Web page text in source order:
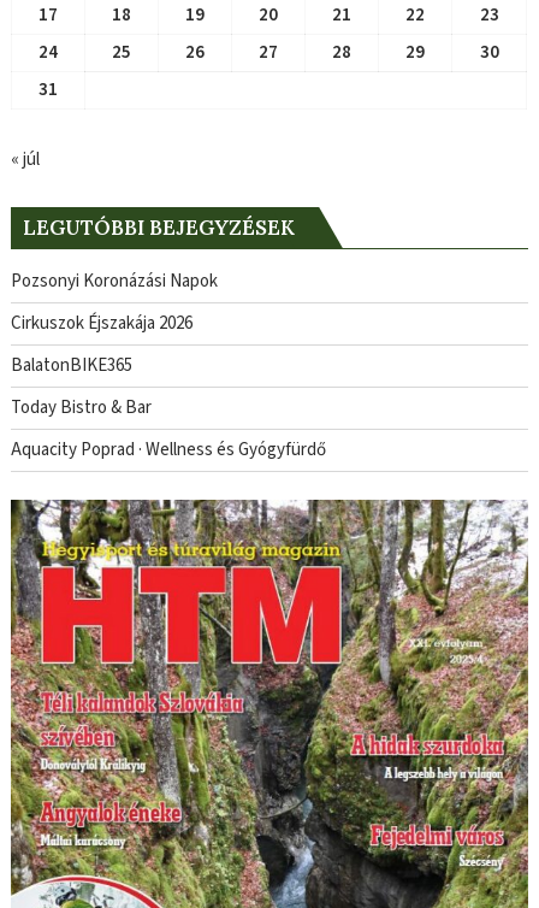
17
18 19 20 21 22
23
24
25 26 27 28 29
30
31
« júl
LEGUTÓBBI BEJEGYZÉSEK
Pozsonyi Koronázási Napok
Cirkuszok Éjszakája 2026
BalatonBIKE365
Today Bistro & Bar
Aquacity Poprad · Wellness és Gyógyfürdő